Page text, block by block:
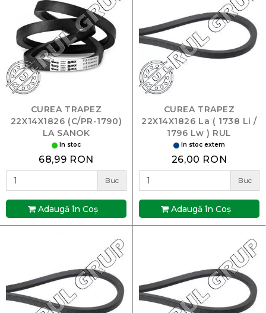
CUREA TRAPEZ
22X14X1826 (C/PR-1790)
LA SANOK
In stoc
68,99 RON
Buc
Adaugă în Coş
CUREA TRAPEZ
22X14X1826 La ( 1738 Li /
1796 Lw ) RUL
In stoc extern
26,00 RON
Buc
Adaugă în Coş